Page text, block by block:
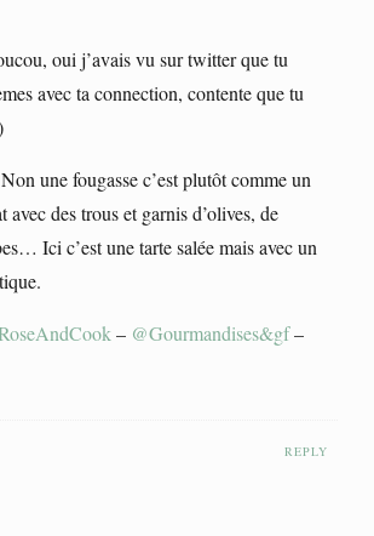
oui j’avais vu sur twitter que tu
avec ta connection, contente que tu
une fougasse c’est plutôt comme un
avec des trous et garnis d’olives, de
Ici c’est une tarte salée mais avec un
– @Gourmandises&gf–
REPLY